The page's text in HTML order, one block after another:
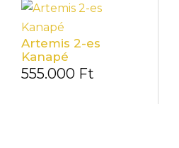
Artemis 2-es
Kanapé
555.000 Ft